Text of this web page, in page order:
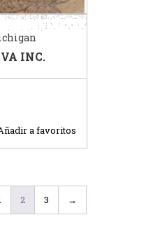
INC.
a favoritos
2 3 →